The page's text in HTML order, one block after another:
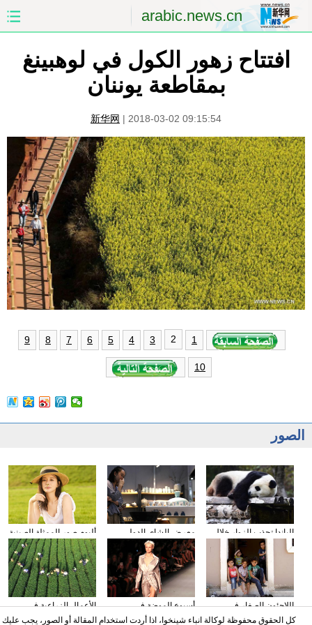
arabic.news.cn
الصين الصفحة الأولى
الشرق الأوسط العالم
الاقتصاد الصين والعالم العربي
العلوم والصحة الثقافة والتعليم
الرياضة السياحة والبيئة
مؤتمر صحفى للخارجية الصور
افتتاح زهور الكول في لوهبينغ
بمقاطعة يوننان
新华网 | 2018-03-02 09:15:54
1
2
3
4
5
6
7
8
9
10
الصور
ألبوم صور الممثلة الصينية
شيونغ ناى جين
معرض الشاى الدولى
يقام فى مدينة داليان
الباندا تجذب الزوار خلال
عطلة العيد الوطني
الصيني
الأعمال الزراعية في
فصل الخريف
أسبوع الموضة في
نيويورك
اللاجئون الصغار فى
دمشق بسوريا
كل الحقوق محفوظة لوكالة انباء شينخوا، اذا أردت استخدام المقالة أو الصور، يجب عليك